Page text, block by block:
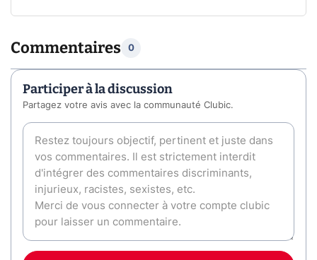
Commentaires 0
Participer à la discussion
Partagez votre avis avec la communauté Clubic.